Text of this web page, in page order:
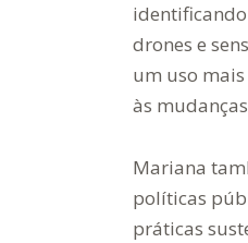
drones e
um uso
às
Mariana
políticas
práticas